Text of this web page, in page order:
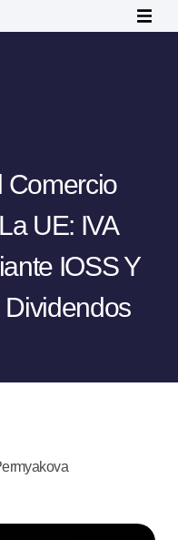
Comercio
UE: IVA
IOSS Y